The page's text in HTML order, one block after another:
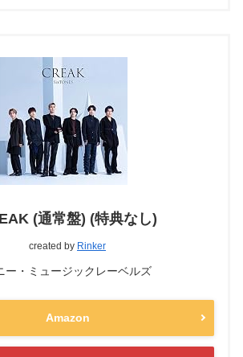
(通常盤) (特典なし)
created by Rinker
ー・ミュージックレーベルズ
Amazon